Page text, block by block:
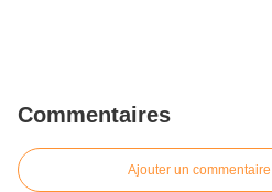
Commentaires
Ajouter un commentaire